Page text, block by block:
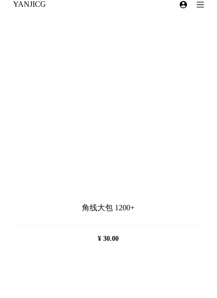
跳
YANJICG
角线大包 1200+
¥ 30.00